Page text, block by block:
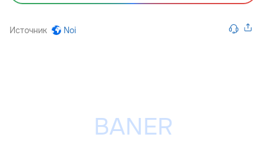
Источник Noi